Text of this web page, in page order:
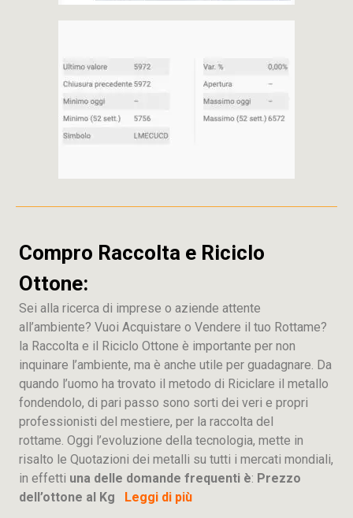
Compro Raccolta e Riciclo
Ottone:
Sei alla ricerca di imprese o aziende attente
all’ambiente? Vuoi Acquistare o Vendere il tuo Rottame?
la Raccolta e il Riciclo Ottone è importante per non
inquinare l’ambiente, ma è anche utile per guadagnare. Da
quando l’uomo ha trovato il metodo di Riciclare il metallo
fondendolo, di pari passo sono sorti dei veri e propri
professionisti del mestiere, per la raccolta del
rottame. Oggi l’evoluzione della tecnologia, mette in
risalto le Quotazioni dei metalli su tutti i mercati mondiali,
in effetti una delle domande frequenti è: Prezzo
dell’ottone al Kg Leggi di più